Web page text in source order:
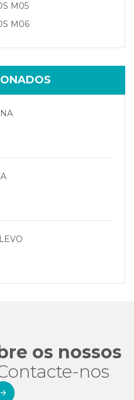
M05
M06
os nossos
nos